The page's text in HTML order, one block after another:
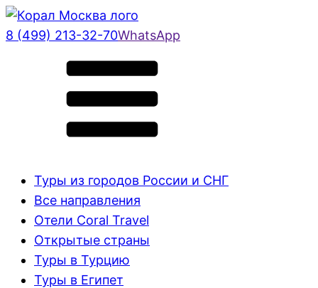
8 (499) 213-32-70WhatsApp
Туры из городов России и СНГ
Все направления
Отели Coral Travel
Открытые страны
Туры в Турцию
Туры в Египет